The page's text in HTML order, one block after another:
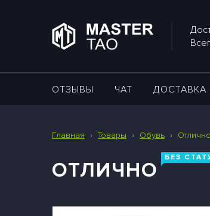
ОТЗЫВЫ ЧАТ ДОСТАВКА
Главная › Товары › Обувь › Отлично
ОТЛИЧНО
БЕЗ